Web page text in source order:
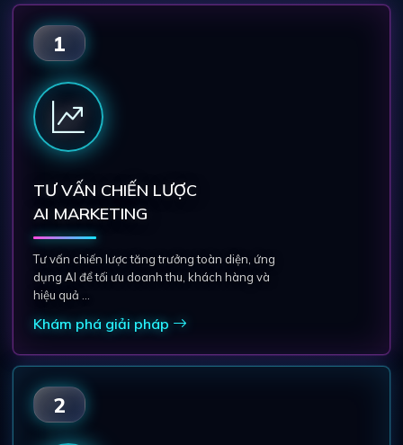
1
TƯ VẤN CHIẾN LƯỢC
AI MARKETING
Tư vấn chiến lược tăng trưởng toàn diện, ứng
dụng AI để tối ưu doanh thu, khách hàng và
hiệu quả ...
Khám phá giải pháp
2